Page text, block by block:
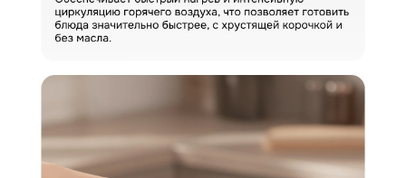
Оформить заказ